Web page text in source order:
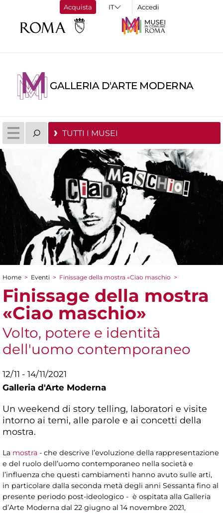
Acquista Accedi
GALLERIA D'ARTE MODERNA
TUTTI I MUSEI
Tu sei qui
Home > Eventi > Finissage della mostra «Ciao maschio >
Finissage della mostra
«Ciao maschio»
Volto, potere e identità
dell'uomo contemporaneo
12/11 - 14/11/2021
Galleria d'Arte Moderna
Un weekend di story telling, laboratori e visite
intorno ai temi, alle parole e ai concetti della
mostra.
La mostra - che descrive l’evoluzione della rappresentazione
e del ruolo dell’uomo contemporaneo nella società e
l’influenza che questi cambiamenti hanno avuto sulle arti,
in particolare dalla seconda metà degli anni Sessanta fino al
presente periodo post-ideologico - è ospitata alla Galleria
d’Arte Moderna dal 22 giugno al 14 novembre 2021,